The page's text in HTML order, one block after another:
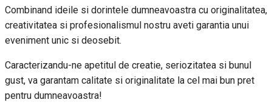
Combinand ideile si dorintele dumneavoastra cu originalitatea,
creativitatea si profesionalismul nostru aveti garantia unui
eveniment unic si deosebit.
Caracterizandu-ne apetitul de creatie, seriozitatea si bunul
gust, va garantam calitate si originalitate la cel mai bun pret
pentru dumneavoastra!